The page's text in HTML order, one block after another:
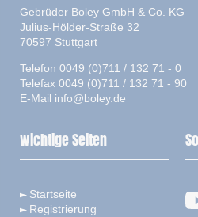
Gebrüder Boley GmbH & Co. KG
Julius-Hölder-Straße 32
70597 Stuttgart
Telefon 0049 (0)711 / 132 71 - 0
Telefax 0049 (0)711 / 132 71 - 90
E-Mail info@boley.de
wichtige Seiten
Startseite
Registrierung